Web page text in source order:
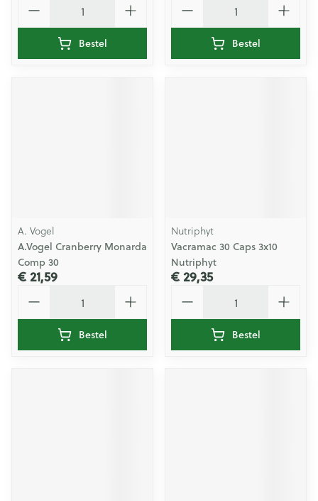
Bestel Bestel
A. Vogel
A.Vogel Cranberry Monarda
Comp 30
€ 21,59
Bestel
Nutriphyt
Vacramac 30 Caps 3x10
Nutriphyt
€ 29,35
Bestel